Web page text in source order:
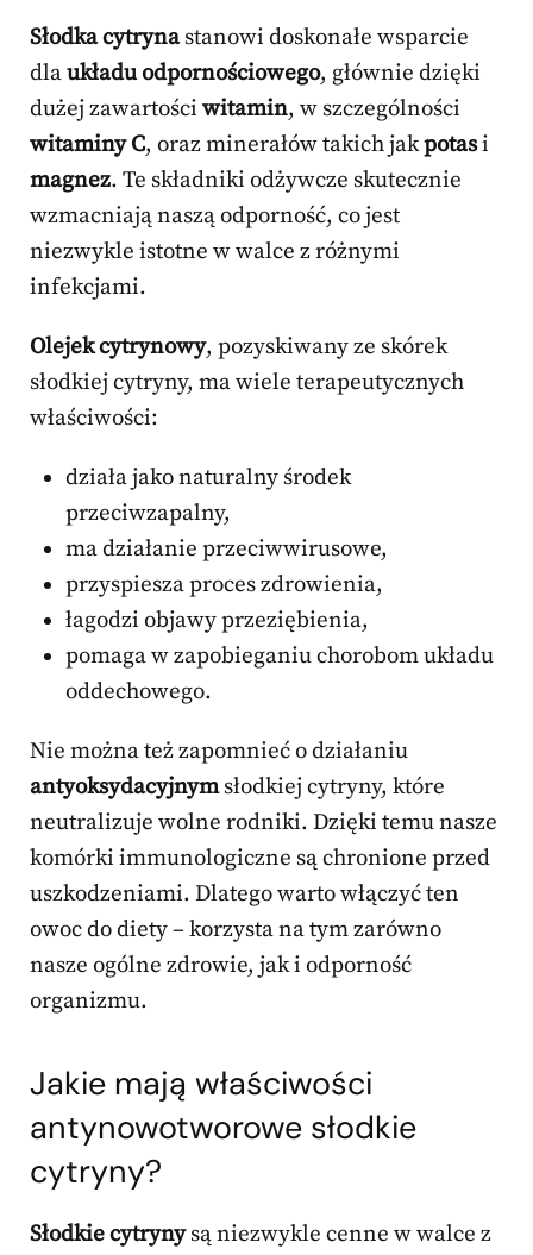
Słodka cytrynastanowi doskonałe wsparcie
dlaukładu odpornościowego, głównie dzięki
dużej zawartości witamin, w szczególności
witaminy C, oraz minerałów takich jakpotasi
magnez. Te składniki odżywcze skutecznie
wzmacniają naszą odporność, co jest
niezwykle istotne w walce z różnymi
infekcjami.
Olejek cytrynowy, pozyskiwany ze skórek
słodkiej cytryny, ma wiele terapeutycznych
właściwości:
działa jako naturalny środek
przeciwzapalny,
ma działanie przeciwwirusowe,
przyspiesza proces zdrowienia,
łagodzi objawy przeziębienia,
pomaga w zapobieganiu chorobom układu
oddechowego.
Nie można też zapomnieć o działaniu
antyoksydacyjnymsłodkiej cytryny, które
neutralizuje wolne rodniki. Dzięki temu nasze
komórki immunologiczne są chronione przed
uszkodzeniami. Dlatego warto włączyć ten
owoc do diety – korzysta na tym zarówno
nasze ogólne zdrowie, jak i odporność
organizmu.
Jakie mają właściwości
antynowotworowe słodkie
cytryny?
Słodkie cytrynysą niezwykle cenne w walce z